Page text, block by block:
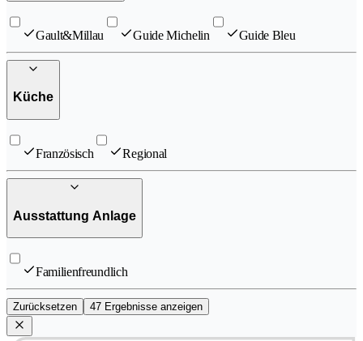
Gault&Millau Guide Michelin Guide Bleu
Küche
Französisch Regional
Ausstattung Anlage
Familienfreundlich
Zurücksetzen 47 Ergebnisse anzeigen